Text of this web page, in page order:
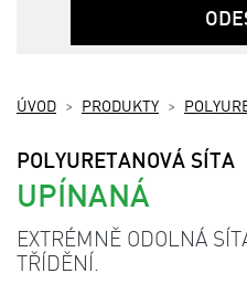
ÚVOD PRODUKTY
POLYURETANOVÁ SÍTA
UPÍNANÁ
EXTRÉMNĚ ODOLNÁ
TŘÍDĚNÍ.